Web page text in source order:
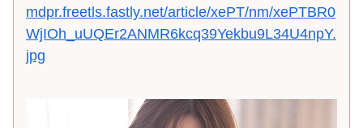
mdpr.freetls.fastly.net/article/xePT/nm/xePTBR0
WjIOh_uUQEr2ANMR6kcq39Yekbu9L34U4npY.
jpg